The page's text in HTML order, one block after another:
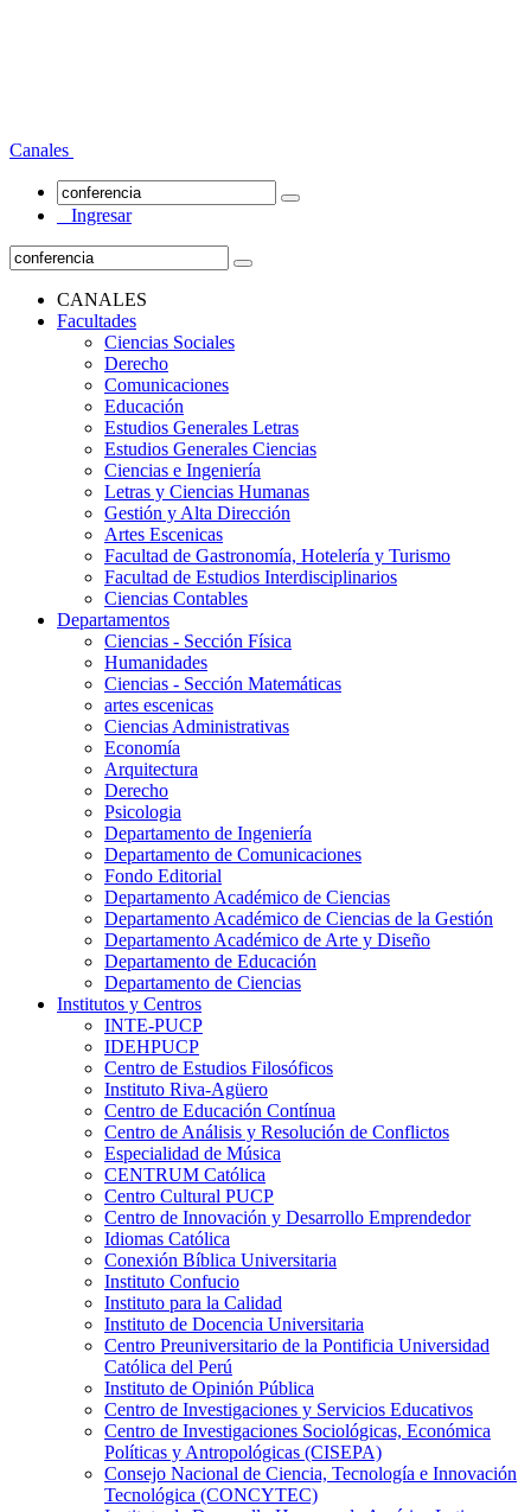
Canales
Ingresar
CANALES
Facultades
Ciencias Sociales
Derecho
Comunicaciones
Educación
Estudios Generales Letras
Estudios Generales Ciencias
Ciencias e Ingeniería
Letras y Ciencias Humanas
Gestión y Alta Dirección
Artes Escenicas
Facultad de Gastronomía, Hotelería y Turismo
Facultad de Estudios Interdisciplinarios
Ciencias Contables
Departamentos
Ciencias - Sección Física
Humanidades
Ciencias - Sección Matemáticas
artes escenicas
Ciencias Administrativas
Economía
Arquitectura
Derecho
Psicologia
Departamento de Ingeniería
Departamento de Comunicaciones
Fondo Editorial
Departamento Académico de Ciencias
Departamento Académico de Ciencias de la Gestión
Departamento Académico de Arte y Diseño
Departamento de Educación
Departamento de Ciencias
Institutos y Centros
INTE-PUCP
IDEHPUCP
Centro de Estudios Filosóficos
Instituto Riva-Agüero
Centro de Educación Contínua
Centro de Análisis y Resolución de Conflictos
Especialidad de Música
CENTRUM Católica
Centro Cultural PUCP
Centro de Innovación y Desarrollo Emprendedor
Idiomas Católica
Conexión Bíblica Universitaria
Instituto Confucio
Instituto para la Calidad
Instituto de Docencia Universitaria
Centro Preuniversitario de la Pontificia Universidad
Católica del Perú
Instituto de Opinión Pública
Centro de Investigaciones y Servicios Educativos
Centro de Investigaciones Sociológicas, Económica
Políticas y Antropológicas (CISEPA)
Consejo Nacional de Ciencia, Tecnología e Innovación
Tecnológica (CONCYTEC)